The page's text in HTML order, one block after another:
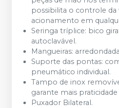
possibilita o controle da
acionamento em
Seringa tríplice: bico
autoclavável.
Mangueiras:
Suporte das pontas:
pneumático individual.
Tampo de inox
garante mais
Puxador Bilateral.